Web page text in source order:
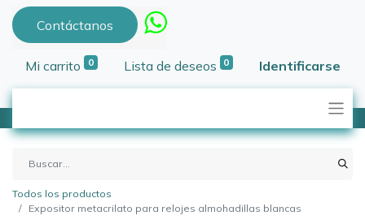
Contáctanos
Mi carrito 0 Lista de deseos 0 Identificarse
Todos los productos
Expositor metacrilato para relojes almohadillas blancas